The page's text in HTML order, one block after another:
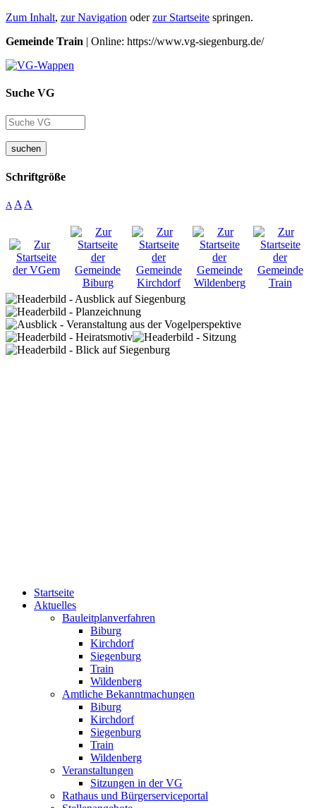
Zum Inhalt, zur Navigation oderzur Startseite springen.
Gemeinde Train | Online: https://www.vg-siegenburg.de/
Suche VG
suchen
Schriftgröße
A A A
Startseite
Aktuelles
Bauleitplanverfahren
Biburg
Kirchdorf
Siegenburg
Train
Wildenberg
Amtliche Bekanntmachungen
Biburg
Kirchdorf
Siegenburg
Train
Wildenberg
Veranstaltungen
Sitzungen in der VG
Rathaus und Bürgerserviceportal